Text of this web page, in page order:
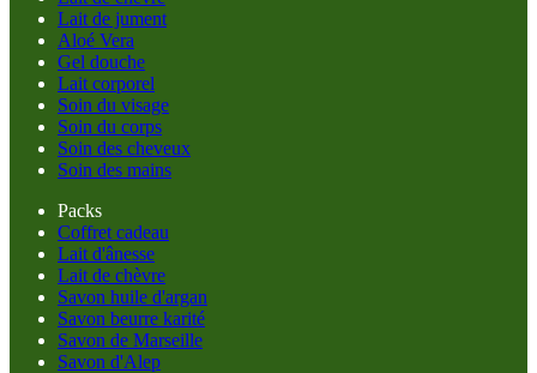
Lait de jument
Aloé Vera
Gel douche
Lait corporel
Soin du visage
Soin du corps
Soin des cheveux
Soin des mains
Packs
Coffret cadeau
Lait d'ânesse
Lait de chèvre
Savon huile d'argan
Savon beurre karité
Savon de Marseille
Savon d'Alep